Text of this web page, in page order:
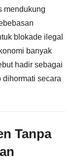
mendukung
blokade ilegal
banyak
hadir sebagai
dihormati secara
Tanpa